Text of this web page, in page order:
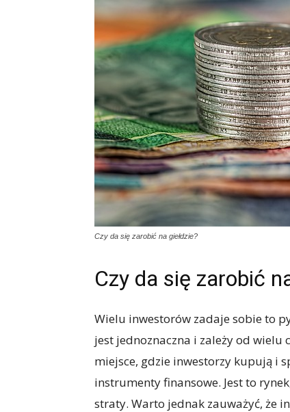
Czy da się zarobić na giełdzie?
Czy da się zarobić
Wielu inwestorów zadaje sobie to
jest jednoznaczna i zależy od wielu
miejsce, gdzie inwestorzy kupują i
instrumenty finansowe. Jest to
straty. Warto jednak zauważyć, że